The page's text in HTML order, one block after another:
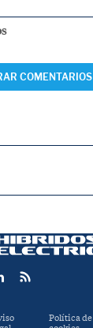
COMENTARIOS
Política de